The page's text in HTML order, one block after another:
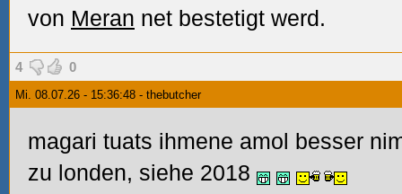
von Meran net bestetigt werd.
4 0
Mi. 08.07.26 - 15:36:48 - thebutcher
magari tuats ihmene amol besser
zu londen, siehe 2018